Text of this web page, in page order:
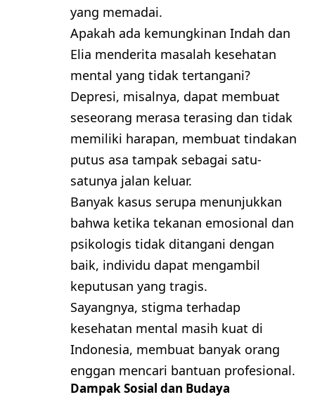
yang memadai.
Apakah ada kemungkinan Indah dan
Elia menderita masalah kesehatan
mental yang tidak tertangani?
Depresi, misalnya, dapat membuat
seseorang merasa terasing dan tidak
memiliki harapan, membuat tindakan
putus asa tampak sebagai satu-
satunya jalan keluar.
Banyak kasus serupa menunjukkan
bahwa ketika tekanan emosional dan
psikologis tidak ditangani dengan
baik, individu dapat mengambil
keputusan yang tragis.
Sayangnya, stigma terhadap
kesehatan mental masih kuat di
Indonesia, membuat banyak orang
enggan mencari bantuan profesional.
Dampak Sosial dan Budaya